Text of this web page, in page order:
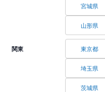
宮城県
山形県
関東 東京都
埼玉県
茨城県